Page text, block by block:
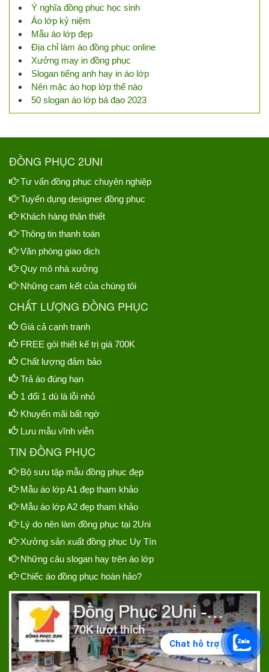
Ý nghĩa đồng phục học sinh
Áo lớp kỷ niệm
Mẫu áo lớp đẹp
Địa chỉ làm áo đồng phục online
Xưởng may in đồng phục
Slogan tiếng anh hay in áo lớp
Nên mặc áo họp lớp thế nào
50 slogan áo lớp bá đạo 2023
ĐỒNG PHỤC 2UNI
Tư vấn đồng phục chuyên nghiệp
Tuyển dụng designer đồng phục
Khách hàng thân thiết
Thông tin thanh toán
Văn phòng giao dịch
Quy mô nhà xưởng
Những cam kết của chúng tôi
CHẤT LƯỢNG ĐỒNG PHỤC
Giá cả cạnh tranh
FREE gói thiết kế trị giá 700K
Chất lượng đảm bảo
Trả áo đúng hạn
1 đổi 1 dù là lỗi nhỏ
Khuyến mãi bất ngờ
Lưu mẫu vĩnh viễn
TIN ĐỒNG PHỤC
Bộ sưu tập mẫu đồng phục đẹp
Mẫu áo lớp A1 đẹp tham khảo
Mẫu áo lớp A2 đẹp tham khảo
Lý do nên làm đồng phục tại 2Uni
Xưởng sản xuất đồng phục Uy Tín
Những câu slogan hay trên áo lớp
Chiếc áo đồng phục hoàn hảo?
Chat hỗ trợ